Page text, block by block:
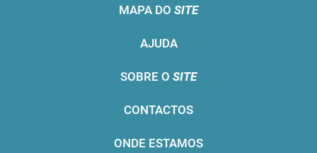
MAPA DO SITE
AJUDA
SOBRE O SITE
CONTACTOS
ONDE ESTAMOS